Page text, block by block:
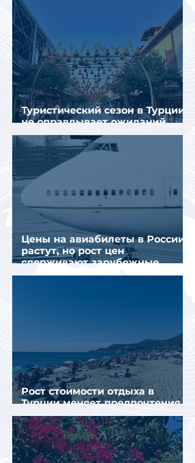
Туристический сезон в Турции
не оправдывает ожиданий
отрасли
Цены на авиабилеты в России
растут, но рост цен
сдерживают зарубежные
конкуренты
Рост стоимости отдыха в
Турции меняет предпочтения
туристов